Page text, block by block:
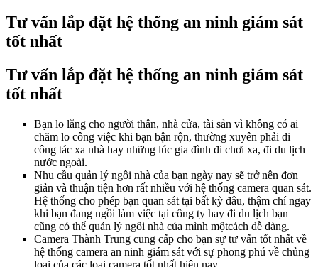
Tư vấn lắp đặt hệ thống an ninh giám sát
tốt nhất
Tư vấn lắp đặt hệ thống an ninh giám sát
tốt nhất
Bạn lo lắng cho người thân, nhà cửa, tài sản vì không có ai
chăm lo công việc khi bạn bận rộn, thường xuyên phải đi
công tác xa nhà hay những lúc gia đình đi chơi xa, đi du lịch
nước ngoài.
Nhu cầu quản lý ngôi nhà của bạn ngày nay sẽ trở nên đơn
giản và thuận tiện hơn rất nhiều với hệ thống camera quan sát.
Hệ thống cho phép bạn quan sát tại bất kỳ đâu, thậm chí ngay
khi bạn đang ngồi làm việc tại công ty hay đi du lịch bạn
cũng có thể quản lý ngôi nhà của mình mộtcách dễ dàng.
Camera Thành Trung cung cấp cho bạn sự tư vấn tốt nhất về
hệ thống camera an ninh giám sát với sự phong phú về chủng